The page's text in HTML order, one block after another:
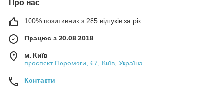
Про нас
100% позитивних з 285 відгуків за рік
Працює з 20.08.2018
м. Київ
проспект Перемоги, 67, Київ, Україна
Контакти